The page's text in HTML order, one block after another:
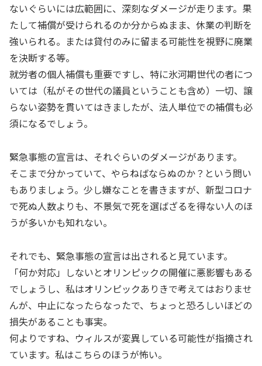
ないぐらいには広範囲に、深刻なダメージが走ります。果
たして補償が受けられるのか分からぬまま、休業の判断を
強いられる。または貸付のみに留まる可能性を視野に廃業
を決断する等。
就労者の個人補償も重要ですし、特に氷河期世代の者につ
いては（私がその世代の議員ということも含め）一切、譲
らない姿勢を貫いてはきましたが、法人単位での補償も必
須になるでしょう。
緊急事態の宣言は、それぐらいのダメージがあります。
そこまで分かっていて、やらねばならぬのか？という問い
もありましょう。少し嫌なことを書きますが、新型コロナ
で死ぬ人数よりも、不景気で死を選ばざるを得ない人のほ
うが多いかも知れない。
それでも、緊急事態の宣言は出されると見ています。
「何か対応」しないとオリンピックの開催に悪影響もある
でしょうし、私はオリンピックありきで考えてはおりませ
んが、中止になったらなったで、ちょっと恐ろしいほどの
損失があることも事実。
何よりですね、ウィルスが変異している可能性が指摘され
ています。私はこちらのほうが怖い。